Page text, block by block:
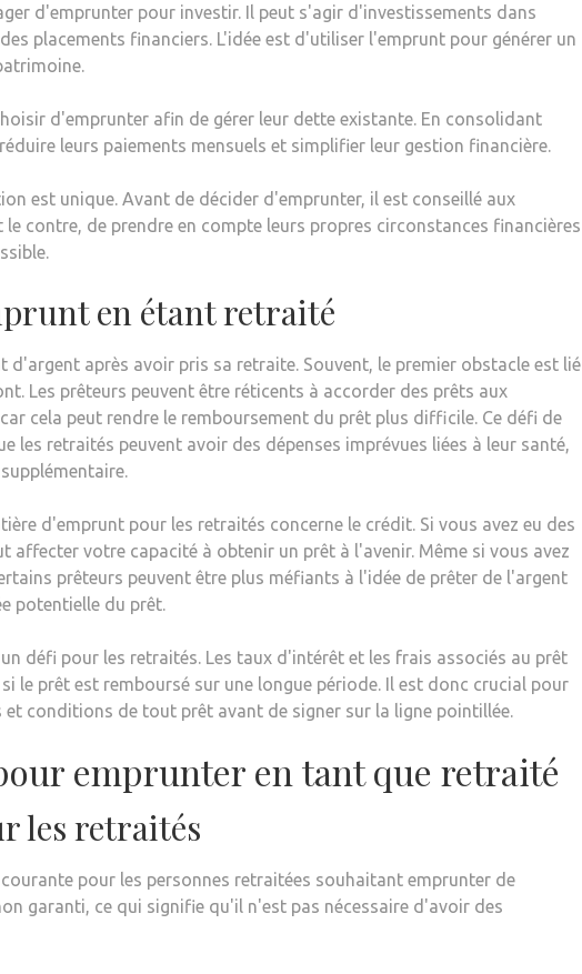
d'emprunter pour investir. Il peut s'agir d'investissements dans
placements financiers. L'idée est d'utiliser l'emprunt pour générer un
d'emprunter afin de gérer leur dette existante. En consolidant
leurs paiements mensuels et simplifier leur gestion financière.
est unique. Avant de décider d'emprunter, il est conseillé aux
contre, de prendre en compte leurs propres circonstances financières
en étant retraité
d'argent après avoir pris sa retraite. Souvent, le premier obstacle est lié
Les prêteurs peuvent être réticents à accorder des prêts aux
cela peut rendre le remboursement du prêt plus difficile. Ce défi de
les retraités peuvent avoir des dépenses imprévues liées à leur santé,
d'emprunt pour les retraités concerne le crédit. Si vous avez eu des
affecter votre capacité à obtenir un prêt à l'avenir. Même si vous avez
prêteurs peuvent être plus méfiants à l'idée de prêter de l'argent
potentielle du prêt.
défi pour les retraités. Les taux d'intérêt et les frais associés au prêt
le prêt est remboursé sur une longue période. Il est donc crucial pour
et conditions de tout prêt avant de signer sur la ligne pointillée.
emprunter en tant que retraité
les retraités
pour les personnes retraitées souhaitant emprunter de
garanti, ce qui signifie qu'il n'est pas nécessaire d'avoir des